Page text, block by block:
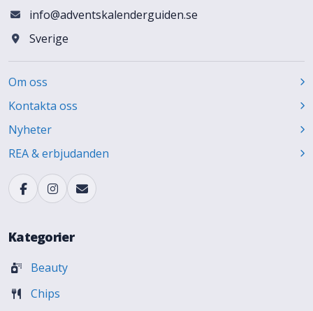
info@adventskalenderguiden.se
Sverige
Om oss
Kontakta oss
Nyheter
REA & erbjudanden
Kategorier
Beauty
Chips